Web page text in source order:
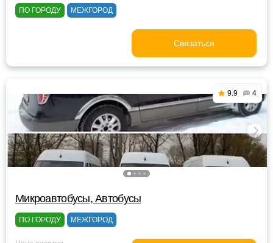
ПО ГОРОДУ МЕЖГОРОД
Связаться
9.9 4
Микроавтобусы, Автобусы
ПО ГОРОДУ МЕЖГОРОД